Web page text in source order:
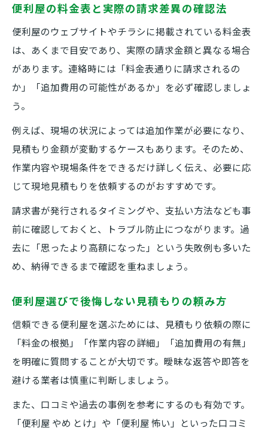
便利屋の料金表と実際の請求差異の確認法
便利屋のウェブサイトやチラシに掲載されている料金表
は、あくまで目安であり、実際の請求金額と異なる場合
があります。連絡時には「料金表通りに請求されるの
か」「追加費用の可能性があるか」を必ず確認しましょ
う。
例えば、現場の状況によっては追加作業が必要になり、
見積もり金額が変動するケースもあります。そのため、
作業内容や現場条件をできるだけ詳しく伝え、必要に応
じて現地見積もりを依頼するのがおすすめです。
請求書が発行されるタイミングや、支払い方法なども事
前に確認しておくと、トラブル防止につながります。過
去に「思ったより高額になった」という失敗例も多いた
め、納得できるまで確認を重ねましょう。
便利屋選びで後悔しない見積もりの頼み方
信頼できる便利屋を選ぶためには、見積もり依頼の際に
「料金の根拠」「作業内容の詳細」「追加費用の有無」
を明確に質問することが大切です。曖昧な返答や即答を
避ける業者は慎重に判断しましょう。
また、口コミや過去の事例を参考にするのも有効です。
「便利屋 やめ とけ」や「便利屋 怖い」といった口コミ